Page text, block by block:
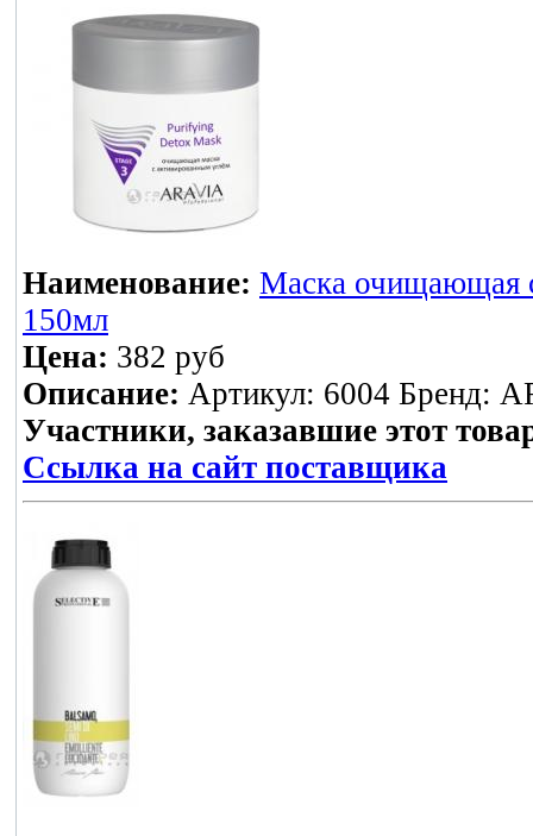
Наименование: Маска очищающая
150мл
Цена: 382 руб
Описание: Артикул: 6004 Бренд:
Участники, заказавшие этот
Ссылка на сайт поставщика